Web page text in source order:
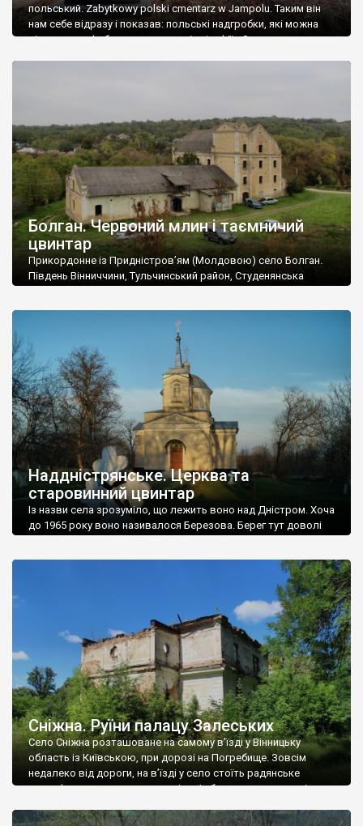
польський. Zabytkowy polski cmentarz w Jampolu. Таким він
нам себе відразу і показав: польські надгробки, які можна
віднести до фабричних, польські епітафії… Загалом цвинтар
Болган. Червоний млин і таємничий
цвинтар
Прикордонне із Придністров’ям (Молдовою) село Болган.
Південь Вінниччини, Тульчинський район, Студенянська
старовинний цвинтар із кам’яними хрестами. Всі епітафії, які
збереглися, написані кирилицею, церковнослов’янською
мовою. За всіма традиційними ознаками – цвинтар
український. Хрести датуються 19 століттям. У 1924-1940
роках Болган […]
Наддністрянське. Церква та
старовинний цвинтар
Із назви села зрозуміло, що лежить воно над Дністром. Хоча
до 1965 року воно називалося Березова. Берег тут доволі
Наддністрянське відрізняється від більшості навколишніх
сіл. У селі є мурована Михайлівська церква. Точної дати […]
Сніжна. Руїни палацу Залеських
Село Сніжна розташоване на самому в’їзді у Вінницьку
область із Київською, при дорозі на Погребище. Зовсім
недалеко від дороги, на в’їзді у село стоїть радянське
рельєфне пано, яке показує жінку і яблуню, а трохи далі, десь
не видно, але видно дві стареньких колії у траві – […]